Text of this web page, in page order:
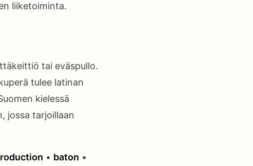
liiketoiminta.
tai eväspullo.
tulee latinan
kielessä
jossa tarjoillaan
• baton •